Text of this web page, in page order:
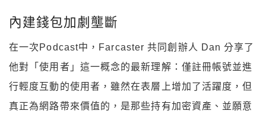
內建錢包加劇壟斷
在一次Podcast中，Farcaster 共同創辦人 Dan 分享了
他對「使用者」這一概念的最新理解：僅註冊帳號並進
行輕度互動的使用者，雖然在表層上增加了活躍度，但
真正為網路帶來價值的，是那些持有加密資產、並願意